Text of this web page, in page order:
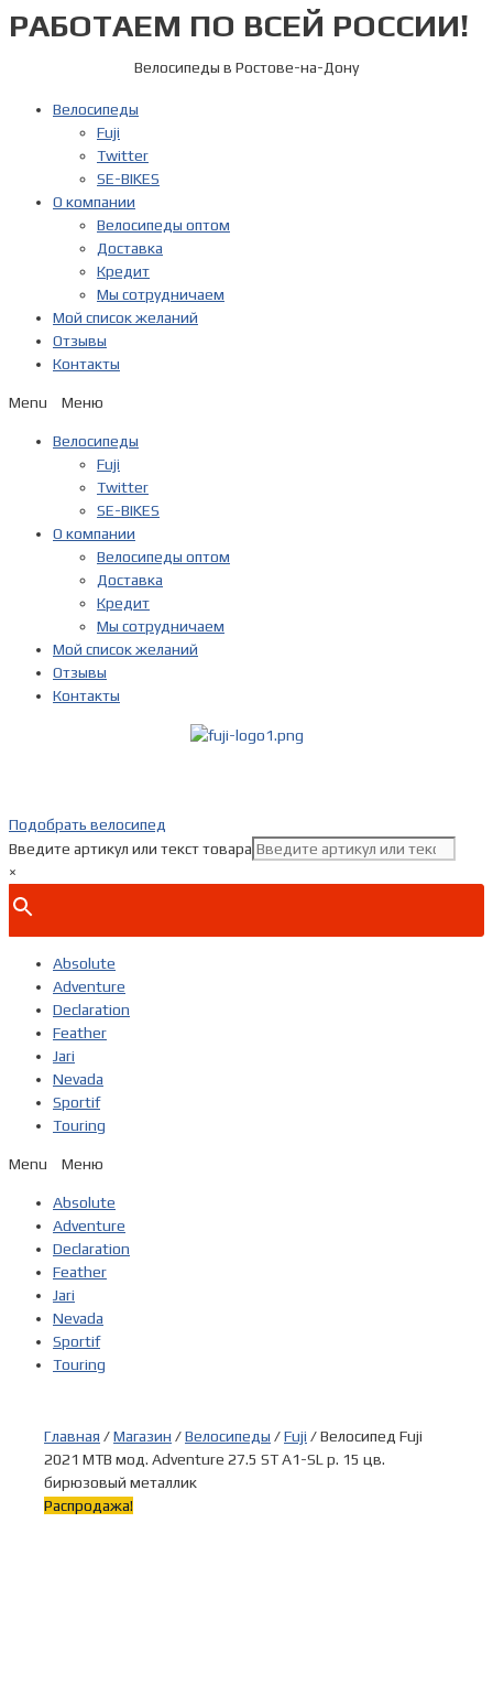
Перейти
кРАБОТАЕМ ПО ВСЕЙ РОССИИ!
Велосипеды в Ростове-на-Дону
Велосипеды
Fuji
Twitter
SE-BIKES
О компании
Велосипеды оптом
Доставка
Кредит
Мы сотрудничаем
Мой список желаний
Отзывы
Контакты
Menu
Велосипеды
Fuji
Twitter
SE-BIKES
О компании
Велосипеды оптом
Доставка
Кредит
Мы сотрудничаем
Мой список желаний
Отзывы
Контакты
Подобрать велосипед
Введите артикул или текст товара
×
Absolute
Adventure
Declaration
Feather
Jari
Nevada
Sportif
Touring
Menu
Absolute
Adventure
Declaration
Feather
Jari
Nevada
Sportif
Touring
Главная /Магазин /Велосипеды /Fuji / Велосипед Fuji
2021 MTB мод. Adventure 27.5 ST A1-SL р. 15 цв.
бирюзовый металлик
Распродажа!